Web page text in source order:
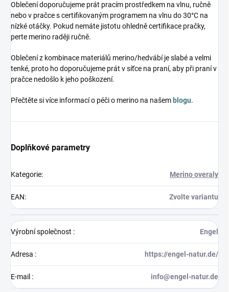
Oblečení doporučujeme prát pracím prostředkem na vlnu, ručně
nebo v pračce s certifikovaným programem na vlnu do 30°C na
nízké otáčky. Pokud nemáte jistotu ohledně certifikace pračky,
perte merino raději ručně.
Oblečení z kombinace materiálů merino/hedvábí je slabé a velmi
tenké, proto ho doporučujeme prát v síťce na praní, aby při praní v
pračce nedošlo k jeho poškození.
Přečtěte si více informací o péči o merino na našem blogu.
Doplňkové parametry
Kategorie: Merino overaly
EAN: Zvolte variantu
Výrobní společnost : Engel
Adresa : https://engel-natur.de/
E-mail : info@engel-natur.de